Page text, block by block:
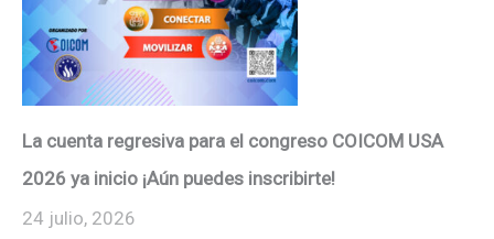
La cuenta regresiva para el congreso COICOM USA
2026 ya inicio ¡Aún puedes inscribirte!
24 julio, 2026